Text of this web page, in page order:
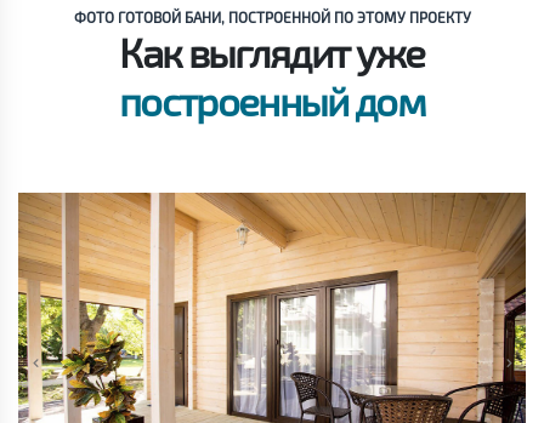
ФОТО ГОТОВОЙ БАНИ, ПОСТРОЕННОЙ ПО ЭТОМУ ПРОЕКТУ
Как выглядит уже
построенный дом